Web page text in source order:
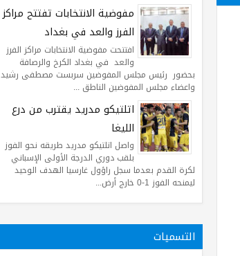
مفوضية الانتخابات تفتتح مراكز
الفرز والعد في بغداد
افتتحت مفوضية الانتخابات مراكز الفرز
والعد في بغداد الكرخ والرصافة
بحضور رئيس مجلس المفوضين سربست مصطفى رشيد
واعضاء مجلس المفوضين الناطق ...
اتلتيكو مدريد يقترب من درع
الليغا
واصل اتلتيكو مدريد طريقه نحو الفوز
بلقب دوري الدرجة الأولى الإسباني
لكرة القدم بعدما سجل راؤول غارسيا الهدف الوحيد
ليمنحه الفوز 1-0 خارج أرض...
التسميات